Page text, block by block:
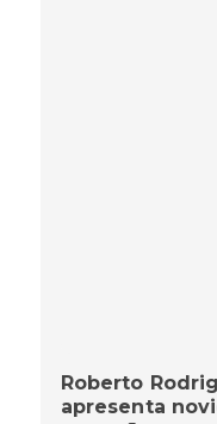
Roberto
apresenta